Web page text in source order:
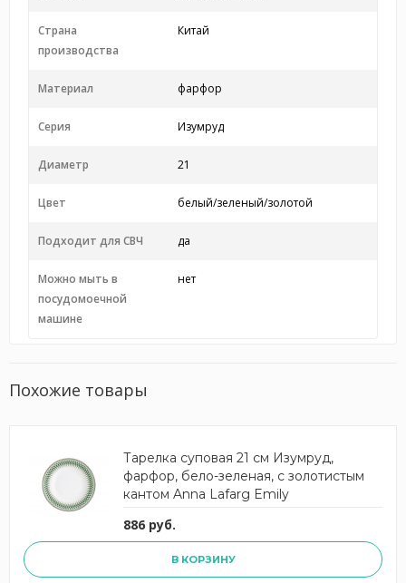
Страна
производства
Китай
Материал фарфор
Серия Изумруд
Диаметр 21
Цвет белый/зеленый/золотой
Подходит для СВЧ да
Можно мыть в
посудомоечной
машине
нет
Похожие товары
Тарелка суповая 21 см Изумруд,
фарфор, бело-зеленая, с золотистым
кантом Anna Lafarg Emily
886 руб.
В КОРЗИНУ